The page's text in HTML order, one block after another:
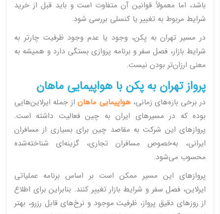
باشد، اما معمولاً قوانین آن متفاوت است و باید قبل از خرید
شرایط مربوط به تغییر یا کنسلی بررسی شود.
در مسیر تهران به پکن، وجود یا عدم وجود ظرفیت چارتر به
شرایط بازار، فصل سفر و برنامه پروازی بستگی دارد و همیشه به
معنی ارزان‌تر بودن نیست.
پرواز تهران به پکن با هواپیمایی ماهان
در برخی بازه‌های زمانی،هواپیمایی ماهاناز جمله ایرلاین‌هایی
بوده که در مسیرهای ایران به چین فعالیت داشته است.
پروازهای این شرکت به مقاصد چین برای بسیاری از مسافران
ایرانی، به‌خصوص مسافران تجاری، گزینه‌ای شناخته‌شده
محسوب می‌شود.
پروازهای این مسیر ممکن است بر اساس برنامه عملیاتی
ایرلاین، فصل سفر و شرایط بازار تغییر کنند. بنابراین برای اطلاع
از روزهای دقیق پرواز، ظرفیت موجود و نرخ‌های قابل رزرو، بهتر